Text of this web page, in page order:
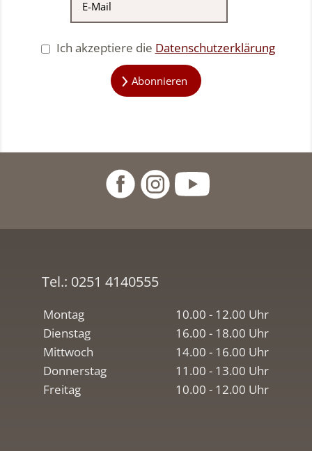
Ich akzeptiere die Datenschutzerklärung
Abonnieren
Tel.: 0251 4140555
Montag
10.00 - 12.00 Uhr
Dienstag
16.00 - 18.00 Uhr
Mittwoch
14.00 - 16.00 Uhr
Donnerstag
11.00 - 13.00 Uhr
Freitag
10.00 - 12.00 Uhr